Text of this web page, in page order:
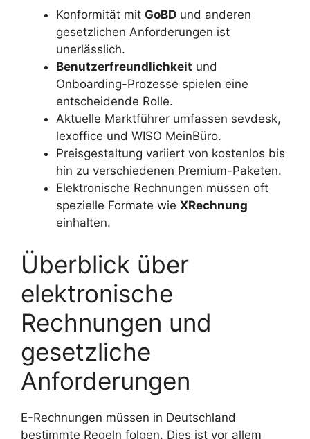
Konformität mit GoBD und anderen
gesetzlichen Anforderungen ist
unerlässlich.
Benutzerfreundlichkeit und
Onboarding-Prozesse spielen eine
entscheidende Rolle.
Aktuelle Marktführer umfassen sevdesk,
lexoffice und WISO MeinBüro.
Preisgestaltung variiert von kostenlos bis
hin zu verschiedenen Premium-Paketen.
Elektronische Rechnungen müssen oft
spezielle Formate wie XRechnung
einhalten.
Überblick über
elektronische
Rechnungen und
gesetzliche
Anforderungen
E-Rechnungen müssen in Deutschland
bestimmte Regeln folgen. Dies ist vor allem